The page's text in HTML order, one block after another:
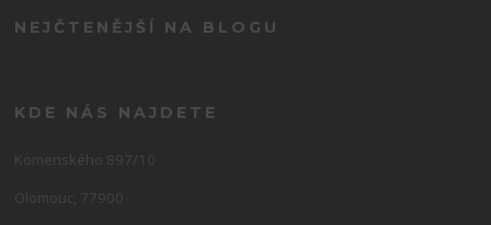
NEJČTENĚJŠÍ NA BLOGU
KDE NÁS NAJDETE
Komenského 897/10
Olomouc, 77900